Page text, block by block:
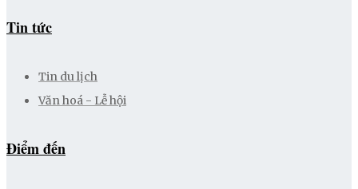
Tin tức
Tin du lịch
Văn hoá - Lễ hội
Điểm đến